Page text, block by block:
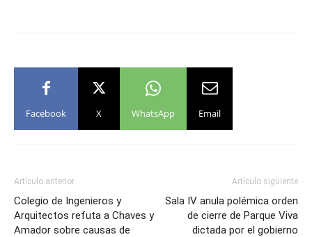
Facebook X WhatsApp Email
Artículo anterior
Colegio de Ingenieros y
Arquitectos refuta a Chaves y
Amador sobre causas de
Artículo siguiente
Sala IV anula polémica orden
de cierre de Parque Viva
dictada por el gobierno